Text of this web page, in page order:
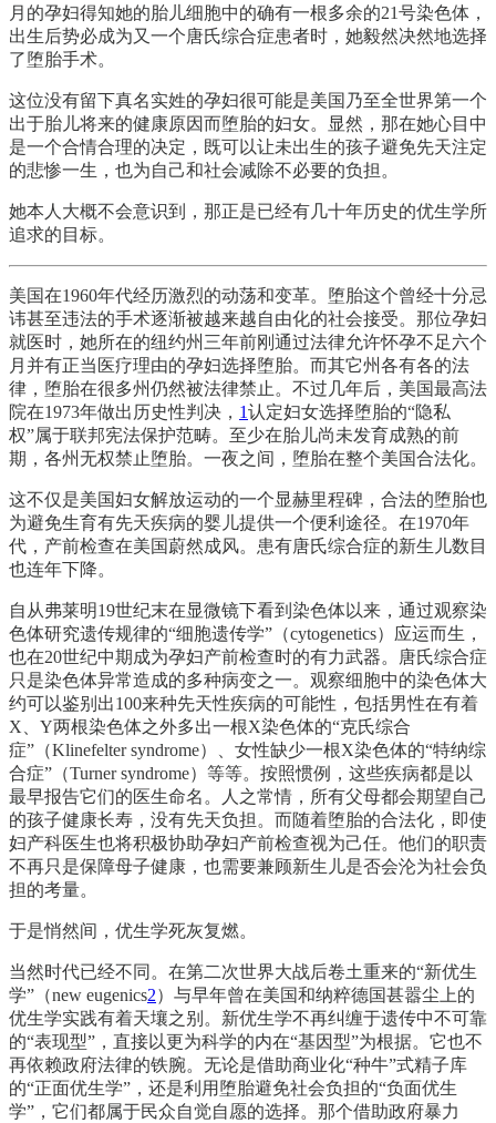
月的孕妇得知她的胎儿细胞中的确有一根多余的21号染色体，
出生后势必成为又一个唐氏综合症患者时，她毅然决然地选择
了堕胎手术。
这位没有留下真名实姓的孕妇很可能是美国乃至全世界第一个
出于胎儿将来的健康原因而堕胎的妇女。显然，那在她心目中
是一个合情合理的决定，既可以让未出生的孩子避免先天注定
的悲惨一生，也为自己和社会减除不必要的负担。
她本人大概不会意识到，那正是已经有几十年历史的优生学所
追求的目标。
美国在1960年代经历激烈的动荡和变革。堕胎这个曾经十分忌
讳甚至违法的手术逐渐被越来越自由化的社会接受。那位孕妇
就医时，她所在的纽约州三年前刚通过法律允许怀孕不足六个
月并有正当医疗理由的孕妇选择堕胎。而其它州各有各的法
律，堕胎在很多州仍然被法律禁止。不过几年后，美国最高法
院在1973年做出历史性判决， 1认定妇女选择堕胎的“隐私
权”属于联邦宪法保护范畴。至少在胎儿尚未发育成熟的前
期，各州无权禁止堕胎。一夜之间，堕胎在整个美国合法化。
这不仅是美国妇女解放运动的一个显赫里程碑，合法的堕胎也
为避免生育有先天疾病的婴儿提供一个便利途径。在1970年
代，产前检查在美国蔚然成风。患有唐氏综合症的新生儿数目
也连年下降。
自从弗莱明19世纪末在显微镜下看到染色体以来，通过观察染
色体研究遗传规律的“细胞遗传学”（cytogenetics）应运而生，
也在20世纪中期成为孕妇产前检查时的有力武器。唐氏综合症
只是染色体异常造成的多种病变之一。观察细胞中的染色体大
约可以鉴别出100来种先天性疾病的可能性，包括男性在有着
X、Y两根染色体之外多出一根X染色体的“克氏综合
症”（Klinefelter syndrome）、女性缺少一根X染色体的“特纳综
合症”（Turner syndrome）等等。按照惯例，这些疾病都是以
最早报告它们的医生命名。人之常情，所有父母都会期望自己
的孩子健康长寿，没有先天负担。而随着堕胎的合法化，即使
妇产科医生也将积极协助孕妇产前检查视为己任。他们的职责
不再只是保障母子健康，也需要兼顾新生儿是否会沦为社会负
担的考量。
于是悄然间，优生学死灰复燃。
当然时代已经不同。在第二次世界大战后卷土重来的“新优生
学”（new eugenics2）与早年曾在美国和纳粹德国甚嚣尘上的
优生学实践有着天壤之别。新优生学不再纠缠于遗传中不可靠
的“表现型”，直接以更为科学的内在“基因型”为根据。它也不
再依赖政府法律的铁腕。无论是借助商业化“种牛”式精子库
的“正面优生学”，还是利用堕胎避免社会负担的“负面优生
学”，它们都属于民众自觉自愿的选择。那个借助政府暴力